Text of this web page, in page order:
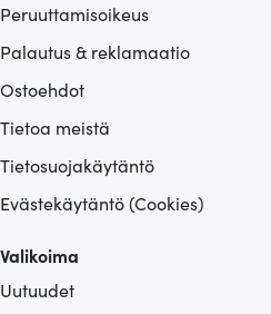
Peruuttamisoikeus
Palautus & reklamaatio
Ostoehdot
Tietoa meistä
Tietosuojakäytäntö
Evästekäytäntö (Cookies)
Valikoima
Uutuudet